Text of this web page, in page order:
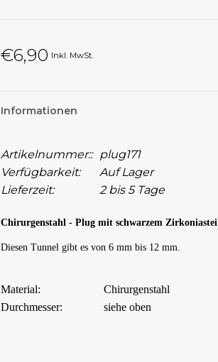
€6,90 Inkl. MwSt.
Informationen
Artikelnummer::
plug171
Verfügbarkeit:
Auf Lager
Lieferzeit:
2 bis 5 Tage
Chirurgenstahl - Plug mit schwarzem
Diesen Tunnel gibt es von 6 mm bis 12 mm.
Material:
Chirurgenstahl
Durchmesser:
siehe oben